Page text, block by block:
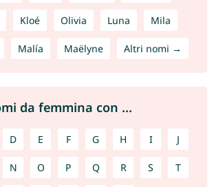
Kloé Olivia Luna Mila
Malía Maëlyne Altri nomi →
da femmina con ...
D E F G H I J
N O P Q R S T